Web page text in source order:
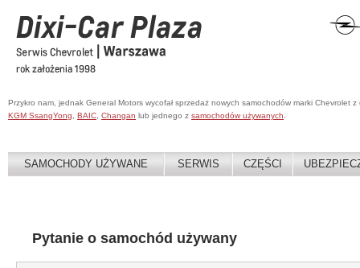
Przykro nam, jednak General Motors wycofał sprzedaż nowych samochodów marki Chevrolet
KGM SsangYong
BAIC Changan lub jednego z samochodów używanych
SAMOCHODY UŻYWANE SERWIS CZĘŚCI
Pytanie o samochód używany